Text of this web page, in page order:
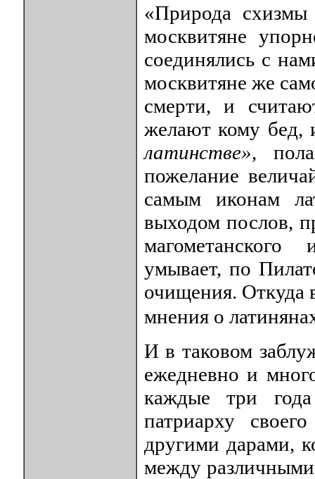
«Природа схизмы
москвитяне
соединялись с
москвитяне же
смерти, и
желают кому бед,
латинстве»,
пожелание
самым иконам
выходом послов,
умывает, по
очищения. Откуда
мнения о
И в таковом
ежедневно и
каждые три года
патриарху
другими дарами,
между